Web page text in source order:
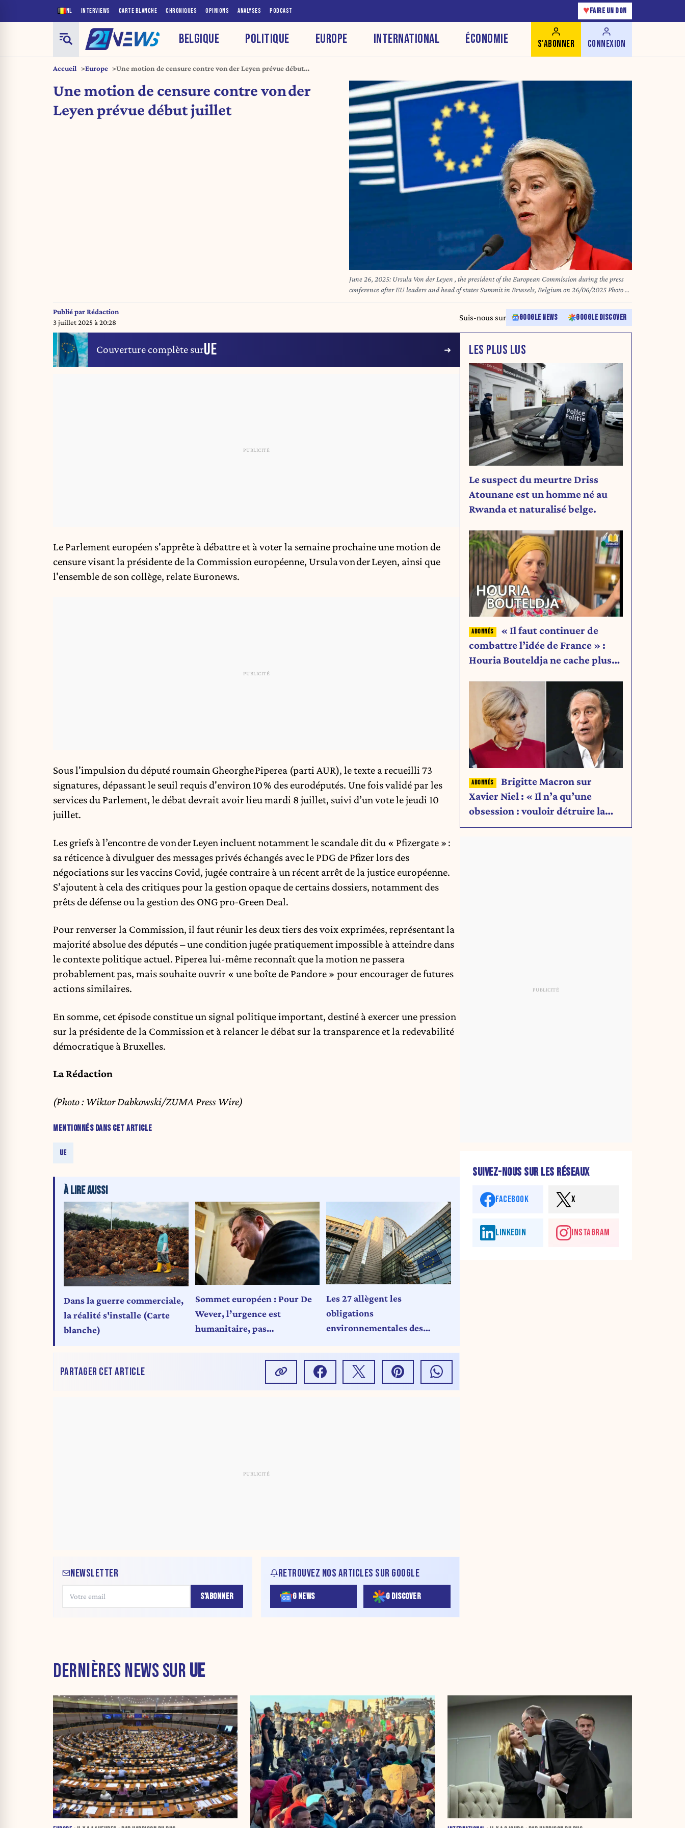
NL INTERVIEWS CARTE BLANCHE CHRONIQUES OPINIONS ANALYSES PODCAST ♥ FAIRE UN DON
BELGIQUE POLITIQUE EUROPE INTERNATIONAL ÉCONOMIE S'ABONNER CONNEXION
Accueil Europe
Une motion de censure contre von der Leyen prévue début
Une motion de censure contre von der
Leyen prévue début juillet
June 26, 2025: Ursula Von der Leyen , the president of the European Commission during the press
conference after EU leaders and head of states Summit in Brussels, Belgium on 26/06/2025 Photo by
Wiktor Dabkowski (Credit Image: © Wiktor Dabkowski/ZUMA Press Wire)
Publié parRédaction
3 juillet 2025 à 20:28
Suis-nous sur GOOGLE NEWS GOOGLE DISCOVER
Couverture complète surUE
Le Parlement européen s'apprête à débattre et à voter la semaine prochaine une motion de
censure visant la présidente de la Commission européenne, Ursula von der Leyen, ainsi que
l'ensemble de son collège, relate Euronews.
Sous l'impulsion du député roumain Gheorghe Piperea (parti AUR), le texte a recueilli 73
signatures, dépassant le seuil requis d'environ 10 % des eurodéputés. Une fois validé par les
services du Parlement, le débat devrait avoir lieu mardi 8 juillet, suivi d’un vote le jeudi 10
juillet.
Les griefs à l’encontre de von der Leyen incluent notamment le scandale dit du « Pfizergate » :
sa réticence à divulguer des messages privés échangés avec le PDG de Pfizer lors des
négociations sur les vaccins Covid, jugée contraire à un récent arrêt de la justice européenne.
S’ajoutent à cela des critiques pour la gestion opaque de certains dossiers, notamment des
prêts de défense ou la gestion des ONG pro‑Green Deal.
Pour renverser la Commission, il faut réunir les deux tiers des voix exprimées, représentant la
majorité absolue des députés – une condition jugée pratiquement impossible à atteindre dans
le contexte politique actuel. Piperea lui-même reconnaît que la motion ne passera
probablement pas, mais souhaite ouvrir « une boîte de Pandore » pour encourager de futures
actions similaires.
En somme, cet épisode constitue un signal politique important, destiné à exercer une pression
sur la présidente de la Commission et à relancer le débat sur la transparence et la redevabilité
démocratique à Bruxelles.
La Rédaction
(Photo : Wiktor Dabkowski/ZUMA Press Wire)
MENTIONNÉS DANS CET ARTICLE
UE
À LIRE AUSSI
Dans la guerre commerciale,
la réalité s'installe (Carte
blanche)
Sommet européen : Pour De
Wever, l’urgence est
humanitaire, pas
Les 27 allègent les
obligations
environnementales des
compétitivité
PARTAGER CET ARTICLE
NEWSLETTER
S'ABONNER
RETROUVEZ NOS ARTICLES SUR GOOGLE
G NEWS G DISCOVER
LES PLUS LUS
Le suspect du meurtre Driss
Atounane est un homme né au
Rwanda et naturalisé belge.
« Il faut continuer de
combattre l’idée de France » :
Houria Bouteldja ne cache plus
Brigitte Macron sur
Xavier Niel : « Il n’a qu’une
obsession : vouloir détruire la
famille Arnault. »
SUIVEZ-NOUS SUR LES RÉSEAUX
FACEBOOK X
LINKEDIN INSTAGRAM
DERNIÈRES NEWS SUR UE